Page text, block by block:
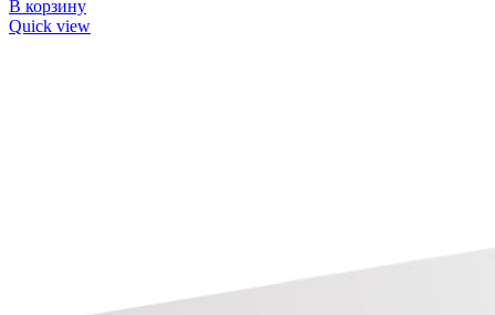
В корзину
Quick view